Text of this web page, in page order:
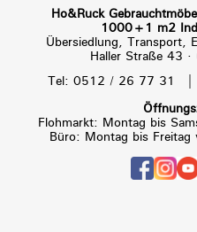
Ho&Ruck
1000+1 m2
Übersiedlung, Transport,
Haller Straße 43
Tel: 0512 / 26 77 31
|
Flohmarkt: Montag bis
Büro: Montag bis